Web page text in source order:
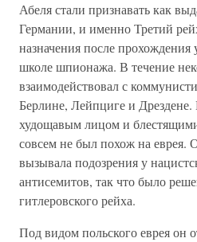
Абеля стали признавать как
Германии, и именно Третий
назначения после прохождения
школе шпионажа. В течение
взаимодействовал с
Берлине, Лейпциге и
худощавым лицом и
совсем не был похож на еврея.
вызывала подозрения у
антисемитов, так что было
гитлеровского рейха.
Под видом польского еврея он